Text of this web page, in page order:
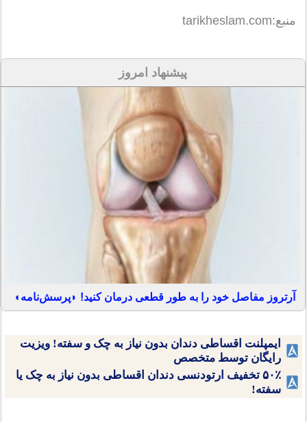
منبع:tarikheslam.com
پیشنهاد امروز
آرتروز مفاصل خود را به طور قطعی درمان کنید! ◗پرسش‌نامه◖
ایمپلنت اقساطی دندان بدون نیاز به چک و سفته! ویزیت
رایگان توسط متخصص
۵۰٪ تخفیف ارتودنسی دندان اقساطی بدون نیاز به چک یا
سفته!